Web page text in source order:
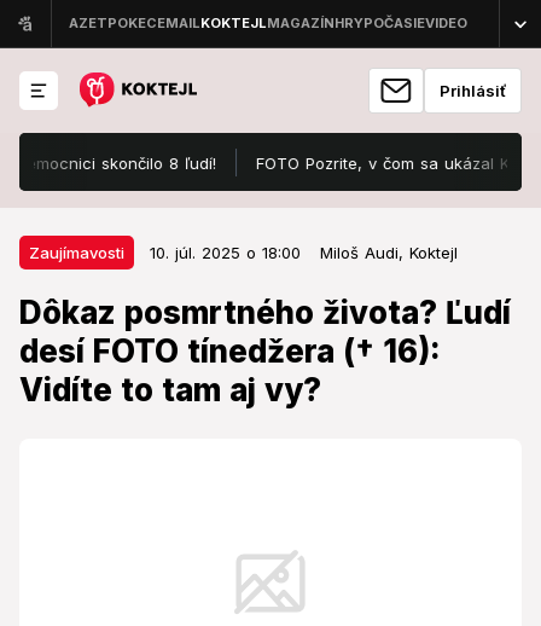
Prihlásiť
skončilo 8 ľudí! FOTO Pozrite, v čom sa ukázal Karol III.:
Zaujímavosti 10. júl. 2025 o 18:00 Miloš Audi, Koktejl
Dôkaz posmrtného života? Ľudí
desí FOTO tínedžera († 16):
Vidíte to tam aj vy?
Zaujímavosti 10. júl. 2025 o 18:00
Dôkaz posmrtného života? Ľudí
desí FOTO tínedžera († 16): Vidíte
to tam aj vy?